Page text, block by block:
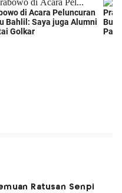
Ratusan Senpi